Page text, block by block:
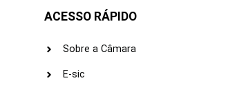
ACESSO RÁPIDO
Sobre a Câmara
E-sic